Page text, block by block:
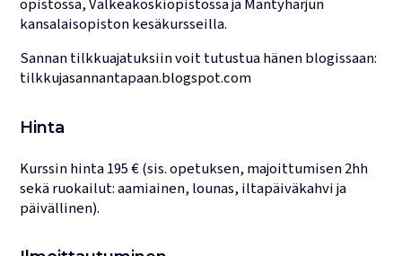
kansalaisopiston kesäkursseilla.
Sannan tilkkuajatuksiin voit tutustua hänen blogissaan:
tilkkujasannantapaan.blogspot.com
Hinta
Kurssin hinta 195 € (sis. opetuksen, majoittumisen 2hh
sekä ruokailut: aamiainen, lounas, iltapäiväkahvi ja
päivällinen).